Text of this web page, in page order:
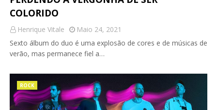
COLORIDO
Henrique Vitale
Maio 24, 2021
Sexto álbum do duo é uma explosão de cores e de músicas de
verão, mas permanece fiel a…
ROCK